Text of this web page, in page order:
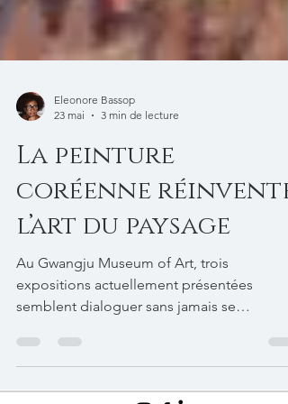
23 mai
3 min de lecture
La peinture
coréenne réinvente
l’art du paysage
Au Gwangju Museum of Art, trois
expositions actuellement présentées
semblent dialoguer sans jamais se